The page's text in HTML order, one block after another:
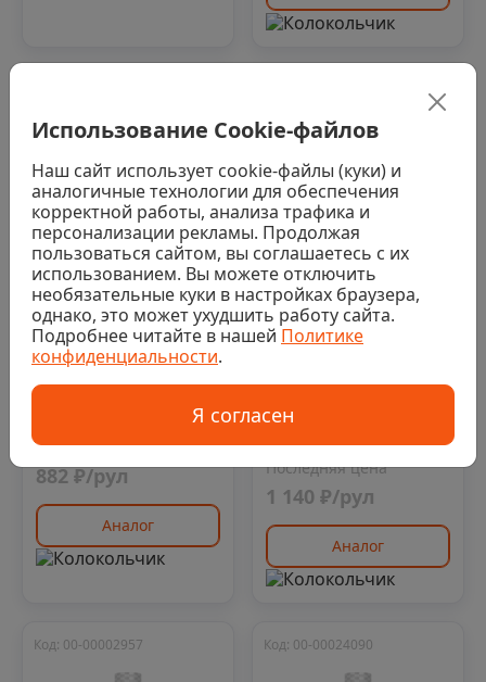
Нет в наличии
0
Материал
кровельный
ТЕХНОНИКОЛЬ
Стеклоизол Р ХПП-2,1
Последняя цена
882 ₽/рул
Аналог
Нет в наличии
0
кровельный
ТЕХНОНИКОЛЬ
Стеклоизол ХПП-2,5,
1х10 м
Последняя цена
1 140 ₽/рул
Аналог
Код: 00-00002957 Код: 00-00024090
Использование Cookie-файлов
Наш сайт использует cookie-файлы (куки) и
аналогичные технологии для обеспечения
корректной работы, анализа трафика и
персонализации рекламы. Продолжая
пользоваться сайтом, вы соглашаетесь с их
использованием. Вы можете отключить
необязательные куки в настройках браузера,
однако, это может ухудшить работу сайта.
Подробнее читайте в нашей Политике
конфиденциальности.
Я согласен